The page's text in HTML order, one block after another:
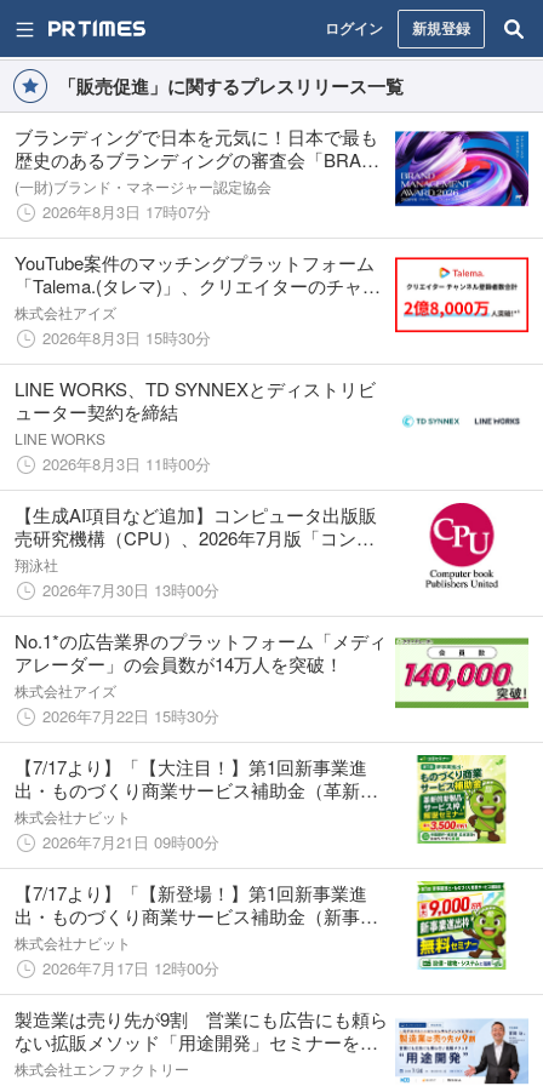
ログイン 新規登録
「販売促進」に関するプレスリリース一覧
ブランディングで日本を元気に！日本で最も
歴史のあるブランディングの審査会「BRAND
MANAGEMENT AWARD® 2026」 開催決定
(一財)ブランド・マネージャー認定協会
2026年8月3日 17時07分
YouTube案件のマッチングプラットフォーム
「Talema.(タレマ)」、クリエイターのチャン
ネル登録者数が合計2億8,000万人*¹を突破！
株式会社アイズ
2026年8月3日 15時30分
LINE WORKS、TD SYNNEXとディストリビ
ューター契約を締結
LINE WORKS
2026年8月3日 11時00分
【生成AI項目など追加】コンピュータ出版販
売研究機構（CPU）、2026年7月版「コンピ
ュータ書籍棚分類コードガイド」を発行
翔泳社
2026年7月30日 13時00分
No.1*の広告業界のプラットフォーム「メディ
アレーダー」の会員数が14万人を突破！
株式会社アイズ
2026年7月22日 15時30分
【7/17より】「【大注目！】第1回新事業進
出・ものづくり商業サービス補助金（革新的
新製品・サービス枠）解説セミナー」の無料
配信を開始します！【助成金なう】
株式会社ナビット
2026年7月21日 09時00分
【7/17より】「【新登場！】第1回新事業進
出・ものづくり商業サービス補助金（新事業
進出枠）解説セミナー」の無料配信を開始し
ます！【助成金なう】
株式会社ナビット
2026年7月17日 12時00分
製造業は売り先が9割 営業にも広告にも頼ら
ない拡販メソッド「用途開発」セミナーを開
催します
株式会社エンファクトリー